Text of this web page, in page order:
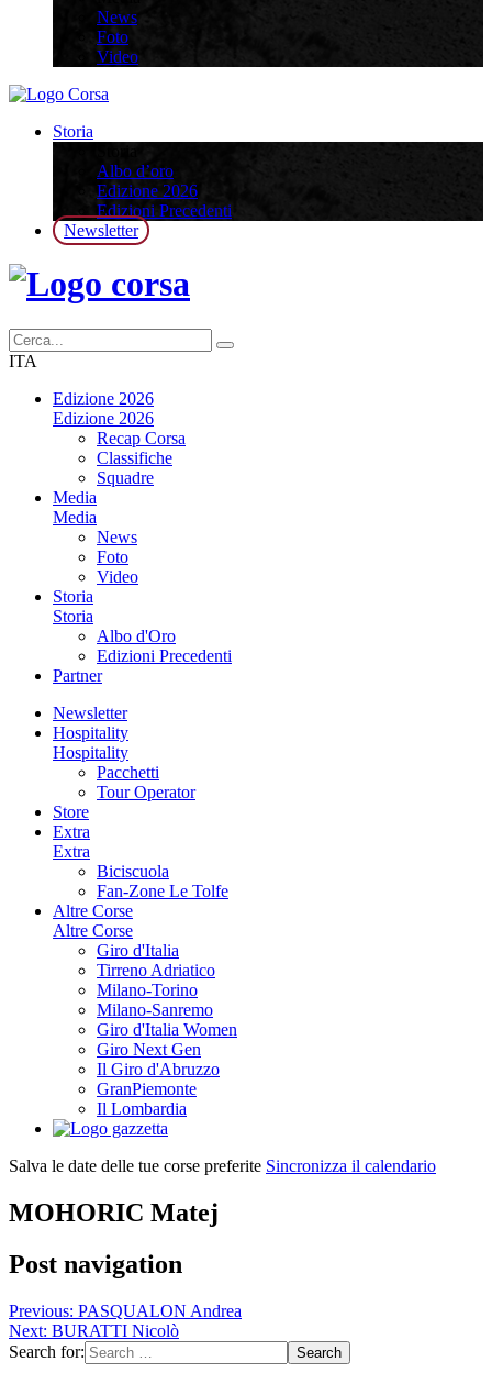
News
Foto
Video
Storia
Albo d’oro
Edizione 2026
Edizioni Precedenti
Newsletter
ITA
Edizione 2026
Edizione 2026
Recap Corsa
Classifiche
Squadre
Media
Media
News
Foto
Video
Storia
Storia
Albo d'Oro
Edizioni Precedenti
Partner
Newsletter
Hospitality
Hospitality
Pacchetti
Tour Operator
Store
Extra
Extra
Biciscuola
Fan-Zone Le Tolfe
Altre Corse
Altre Corse
Giro d'Italia
Tirreno Adriatico
Milano-Torino
Milano-Sanremo
Giro d'Italia Women
Giro Next Gen
Il Giro d'Abruzzo
GranPiemonte
Il Lombardia
Salva le date delle tue corse preferite Sincronizza il calendario
MOHORIC Matej
Post navigation
Previous: PASQUALON Andrea
Next: BURATTI Nicolò
Search for: